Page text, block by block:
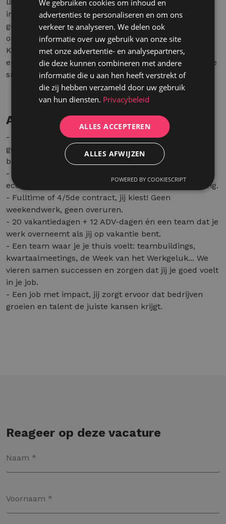
in Kontich voor enkele competentietesten en een
gesprek met een van onze zaakvoerders. Vervolgens
ontvang je binnen de week onze finale feedback.
Kortom: een transparant selectieproces waarin we
elkaar stap voor stap beter leren kennen. We hopen je
snel te ontmoeten!
Aanbod
- Een job waarin je leert en groeit: van commerciële
gesprekken voeren tot strategisch meedenken met
bedrijven. Wij leren je hoe je écht impact maakt.
- Een mooi loon aangevuld met maaltijd- en
ecocheques en een hospitalisatie- en tandverzekering.
- Fulltime of 4/5de contract, jij kiest! Geen
weekendwerk, geen overuren.
- 20 vakantiedagen + 12 ADV-dagen én een team dat je
werk overneemt als jij op vakantie bent.
- Een team waar je je thuis voelt: teambuildings,
kwartaalmeetings, de Week van het Werkgeluk... We
vieren samen successen en zorgen dat jij je goed voelt
in je job.
- Een job met impact, jij zorgt ervoor dat bedrijven
groeien en talent de juiste kansen krijgt.
Reageer op deze vacature
We gebruiken cookies om inhoud en
advertenties te personaliseren en om ons
verkeer te analyseren. We delen ook
informatie over uw gebruik van onze site
met onze advertentie- en analysepartners,
die deze kunnen combineren met andere
informatie die u aan hen heeft verstrekt of
die zij hebben verzameld door uw gebruik
van hun diensten. Privacybeleid
ALLES ACCEPTEREN
ALLES AFWIJZEN
POWERED BY COOKIESCRIPT